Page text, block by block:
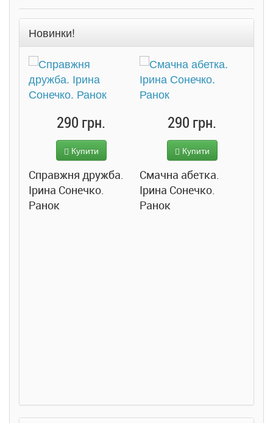
Новинки!
290 грн.
Купити
Справжня дружба.
Ірина Сонечко.
Ранок
290 грн.
Купити
Смачна абетка.
Ірина Сонечко.
Ранок